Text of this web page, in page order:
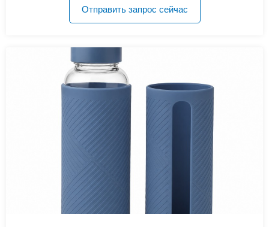
Отправить запрос сейчас